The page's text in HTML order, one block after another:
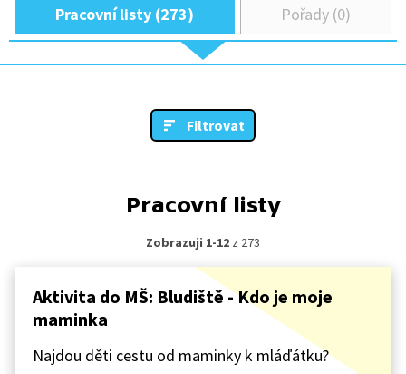
Pracovní listy (273) Pořady (0)
Filtrovat
Pracovní listy
Zobrazuji 1-12 z 273
Aktivita do MŠ: Bludiště - Kdo je moje
maminka
Najdou děti cestu od maminky k mláďátku?